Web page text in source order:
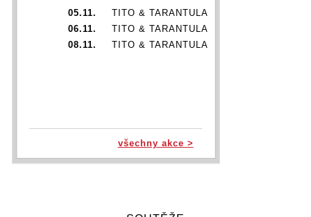
05.11.
TITO & TARANTULA
06.11.
TITO & TARANTULA
08.11.
TITO & TARANTULA
všechny akce >